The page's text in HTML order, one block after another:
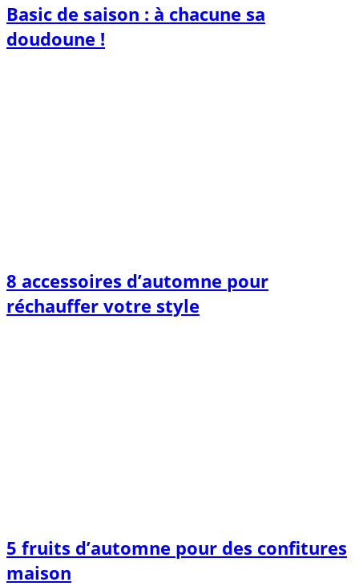
Basic de saison : à chacune sa
doudoune !
8 accessoires d’automne pour
réchauffer votre style
5 fruits d’automne pour des confitures
maison